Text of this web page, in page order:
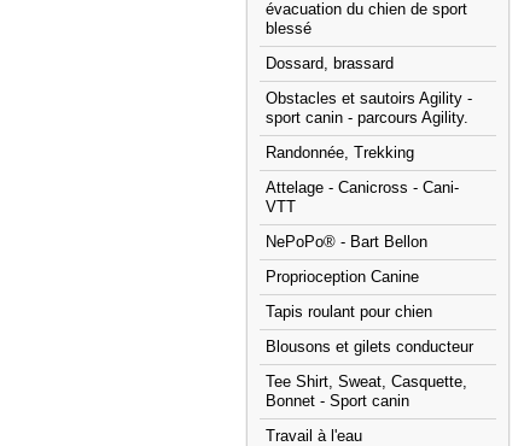
évacuation du chien de sport
blessé
Dossard, brassard
Obstacles et sautoirs Agility -
sport canin - parcours Agility.
Randonnée, Trekking
Attelage - Canicross - Cani-
VTT
NePoPo® - Bart Bellon
Proprioception Canine
Tapis roulant pour chien
Blousons et gilets conducteur
Tee Shirt, Sweat, Casquette,
Bonnet - Sport canin
Travail à l'eau